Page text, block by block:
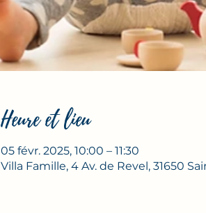
Heure et lieu
05 févr. 2025, 10:00 – 11:30
Villa Famille, 4 Av. de Revel, 31650